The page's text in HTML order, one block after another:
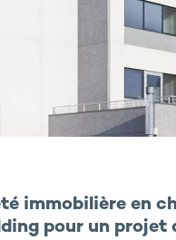
immobilière en
pour un projet